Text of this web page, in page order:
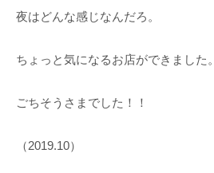
夜はどんな感じなんだろ。
ちょっと気になるお店ができました。
ごちそうさまでした！！
（2019.10）